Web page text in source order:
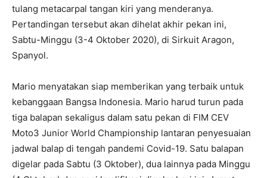
tulang metacarpal tangan kiri yang menderanya.
Pertandingan tersebut akan dihelat akhir pekan ini,
Sabtu-Minggu (3-4 Oktober 2020), di Sirkuit Aragon,
Spanyol.
Mario menyatakan siap memberikan yang terbaik untuk
kebanggaan Bangsa Indonesia. Mario harud turun pada
tiga balapan sekaligus dalam satu pekan di FIM CEV
Moto3 Junior World Championship lantaran penyesuaian
jadwal balap di tengah pandemi Covid-19. Satu balapan
digelar pada Sabtu (3 Oktober), dua lainnya pada Minggu